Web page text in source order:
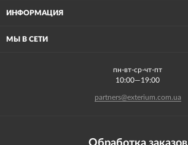
ИНФОРМАЦИЯ
МЫ В СЕТИ
пн-вт-ср-чт-пт
10:00—19:00
partners@exterium.com.ua